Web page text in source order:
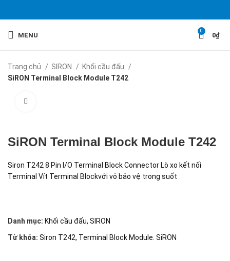
MENU
0
0₫
Trang chủ SIRON
Khối cầu đấu
SiRON Terminal Block Module T242
SiRON Terminal Block Module T242
Siron T242 8 Pin I/O Terminal Block Connector Lò xo kết nối
Terminal Vít Terminal Blockvới vỏ bảo vệ trong suốt
Danh mục: Khối cầu đấu, SIRON
Từ khóa: Siron T242, Terminal Block Module. SiRON